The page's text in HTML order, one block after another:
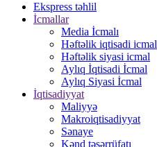
Ekspress təhlil
İcmallar
Media İcmalı
Həftəlik iqtisadi icmal
Həftəlik siyasi icmal
Aylıq İqtisadi İcmal
Aylıq Siyasi İcmal
İqtisadiyyat
Maliyyə
Makroiqtisadiyyat
Sənaye
Kənd təsərrüfatı